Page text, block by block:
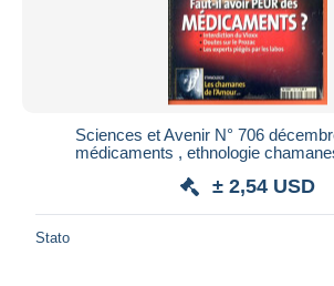
Sciences et Avenir N° 706
médicaments , ethnologie
± 2,54 USD
Stato